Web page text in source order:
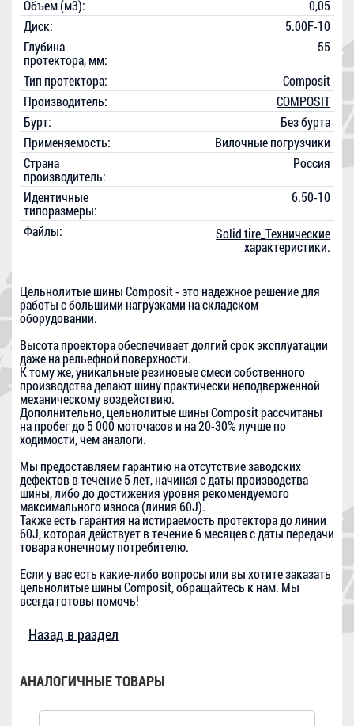
Объем (м3):
0,05
Диск:
5.00F-10
Глубина
протектора, мм:
55
Тип протектора:
Composit
Производитель:
COMPOSIT
Бурт:
Без бурта
Применяемость:
Вилочные погрузчики
Страна
производитель:
Россия
Идентичные
типоразмеры:
6.50-10
Файлы:
Solid tire_Технические
характеристики.
Цельнолитые шины Composit - это надежное решение для
работы с большими нагрузками на складском
оборудовании.
Высота проектора обеспечивает долгий срок эксплуатации
даже на рельефной поверхности.
К тому же, уникальные резиновые смеси собственного
производства делают шину практически неподверженной
механическому воздействию.
Дополнительно, цельнолитые шины Composit рассчитаны
на пробег до 5 000 моточасов и на 20-30% лучше по
ходимости, чем аналоги.
Мы предоставляем гарантию на отсутствие заводских
дефектов в течение 5 лет, начиная с даты производства
шины, либо до достижения уровня рекомендуемого
максимального износа (линия 60J).
Также есть гарантия на истираемость протектора до линии
60J, которая действует в течение 6 месяцев с даты передачи
товара конечному потребителю.
Если у вас есть какие-либо вопросы или вы хотите заказать
цельнолитые шины Composit, обращайтесь к нам. Мы
всегда готовы помочь!
Назад в раздел
АНАЛОГИЧНЫЕ ТОВАРЫ